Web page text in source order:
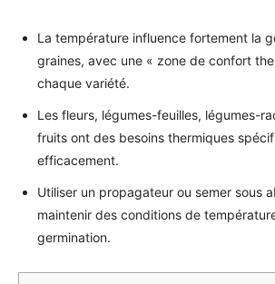
La température influence fortement la
graines, avec une « zone de confort
chaque variété.
Les fleurs, légumes-feuilles, légumes-
fruits ont des besoins thermiques
efficacement.
Utiliser un propagateur ou semer sous
maintenir des conditions de
germination.